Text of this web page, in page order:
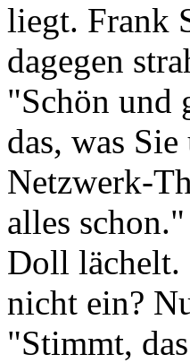
liegt. Frank
dagegen
"Schön und
das, was
Netzwerk-
alles schon."
Doll lächelt.
nicht ein?
"Stimmt,